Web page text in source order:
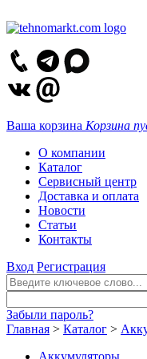
Ваша корзина Корзина
О компании
Каталог
Сервисный центр
Доставка и оплата
Новости
Статьи
Контакты
Вход Регистрация
Забыли пароль?
Главная > Каталог >
Аккумуляторы